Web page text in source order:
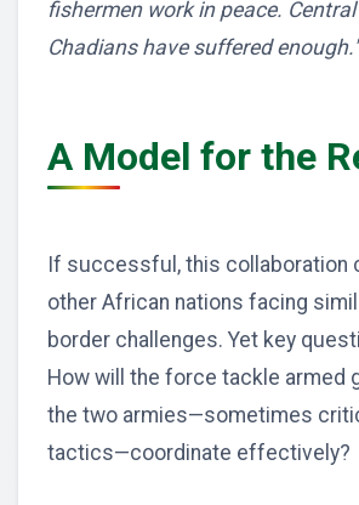
fishermen work in peace.
Chadians have suffered enough."
A Model for the
If successful, this collaboration
other African nations facing
border challenges. Yet key
How will the force tackle armed
the two armies—sometimes
tactics—coordinate effectively?